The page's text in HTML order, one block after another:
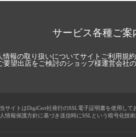
サービス各種ご案
情報の取り扱いについてサイトご利用規約
要望出店をご検討のショップ様運営会社
サイトはDigiCert社発行のSSL電子証明書を使用し
人情報保護方針に基づき送信時にSSLという暗号化技術